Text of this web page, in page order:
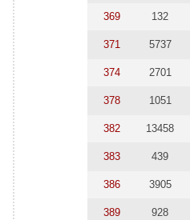
369 132
371 5737
374 2701
378 1051
382 13458
383 439
386 3905
389 928